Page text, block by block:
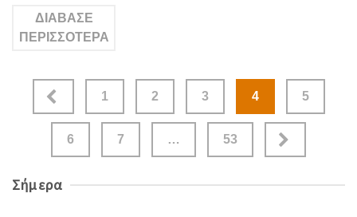
ΔΙΆΒΑΣΕ
ΠΕΡΙΣΣΌΤΕΡΑ
Σελιδοποίηση
άρθρων
1 2 3 4 5
6 7 … 53
Σήμερα